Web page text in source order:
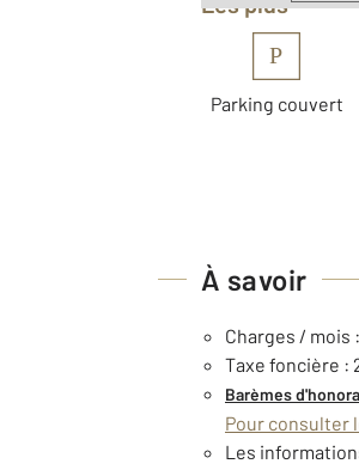
P
Parking couvert
À savoir
Charges / mois
Taxe foncière :
Barèmes
Pour consulter
Les